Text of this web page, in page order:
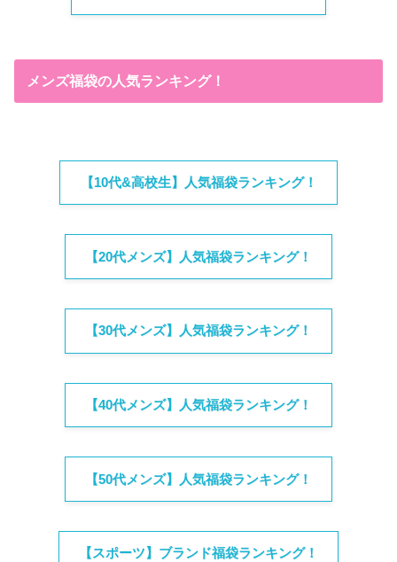
メンズ福袋の人気ランキング！
【10代&高校生】人気福袋ランキング！
【20代メンズ】人気福袋ランキング！
【30代メンズ】人気福袋ランキング！
【40代メンズ】人気福袋ランキング！
【50代メンズ】人気福袋ランキング！
【スポーツ】ブランド福袋ランキング！